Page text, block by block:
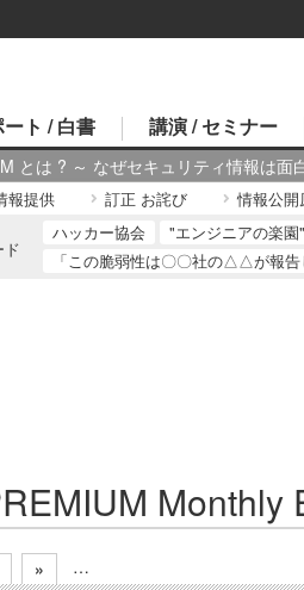
とは ? ～ なぜセキュリティ情報は面
ト / 白書 講演 / セミナー
報提供 訂正 お詫び 情報公開
ド
ハッカー協会 "エンジニアの楽園"
「この脆弱性は〇〇社の△△が報告
Monthly
» …